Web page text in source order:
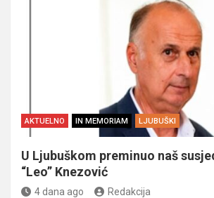
AKTUELNO IN MEMORIAM LJUBUŠKI
U Ljubuškom preminuo naš
“Leo” Knezović
4 dana ago Redakcija